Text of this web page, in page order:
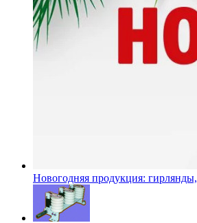
Новогодняя продукция: